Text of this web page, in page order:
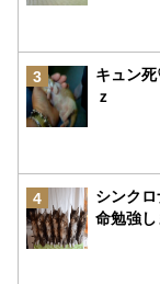
3
キュン
ｚ
4
シンク
命勉強